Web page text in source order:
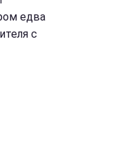
едва
с